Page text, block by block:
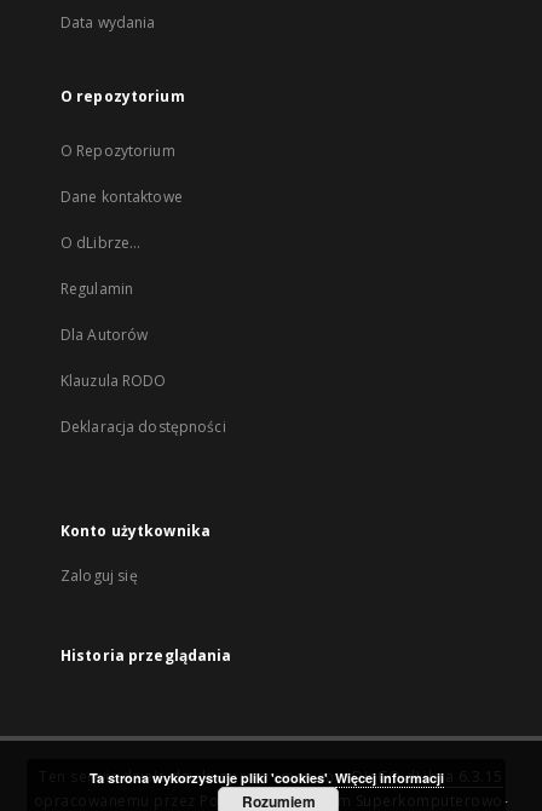
Data wydania
O repozytorium
O Repozytorium
Dane kontaktowe
O dLibrze...
Regulamin
Dla Autorów
Klauzula RODO
Deklaracja dostępności
Konto użytkownika
Zaloguj się
Historia przeglądania
Ten serwis działa dzięki oprogramowaniuDInGO dLibra 6.3.15
Poznańskie Centrum Superkomputerowo-
Ta strona wykorzystuje pliki 'cookies'. Więcej informacji
Rozumiem